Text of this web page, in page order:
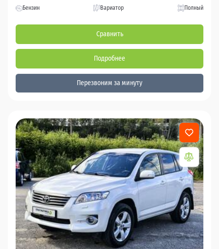
Бензин Вариатор Полный
Сравнить
Подробнее
Перезвоним за минуту